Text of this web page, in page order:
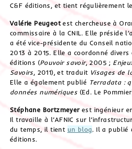
C&F éditions, et tient régulièrement
Valérie Peugeotest chercheuse à
commissaire à la CNIL. Elle préside
a été vice-présidente du Conseil
2013 à 2015. Elle a coordonné divers
éditions (Pouvoir savoir, 2005 ;
Savoirs, 2011), et traduit Visages de
Elle a également publié Terradata :
données numériques (Ed. Le
Stéphane Bortzmeyerest ingénieur
Il travaille à l’AFNIC sur
du temps, il tient un blog. Il a publié
éditions.